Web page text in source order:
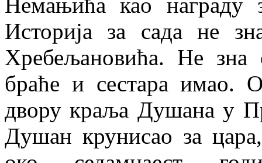
Немањића као награду
Историја за сада не
Хребељановића. Не зна
браће и сестара имао.
двору краља Душана у
Душан крунисао за